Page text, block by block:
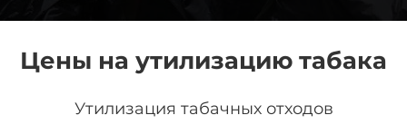
Цены на утилизацию табака
Утилизация табачных отходов